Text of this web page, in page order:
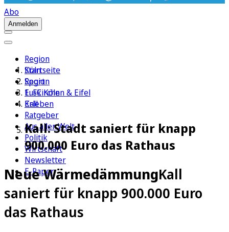
Abo
Anmelden
Region
Köln
Sport
1. FC Köln
Erleben
Ratgeber
Aus aller Welt
Politik
Wirtschaft
Newsletter
E-Paper
Startseite
Region
Euskirchen & Eifel
Kall
Kall: Stadt saniert für knapp
900.000 Euro das Rathaus
Neue WärmedämmungKall
saniert für knapp 900.000 Euro
das Rathaus